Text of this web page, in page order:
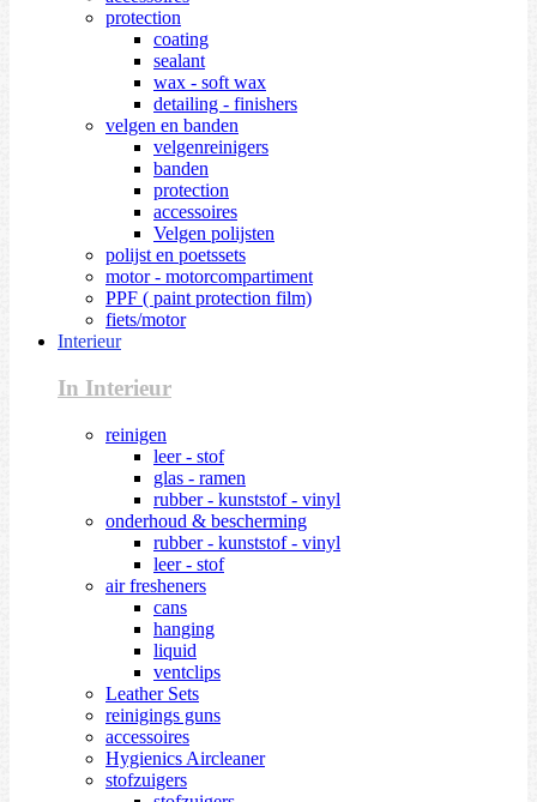
protection
coating
sealant
wax - soft wax
detailing - finishers
velgen en banden
velgenreinigers
banden
protection
accessoires
Velgen polijsten
polijst en poetssets
motor - motorcompartiment
PPF ( paint protection film)
fiets/motor
Interieur
In Interieur
reinigen
leer - stof
glas - ramen
rubber - kunststof - vinyl
onderhoud & bescherming
rubber - kunststof - vinyl
leer - stof
air fresheners
cans
hanging
liquid
ventclips
Leather Sets
reinigings guns
accessoires
Hygienics Aircleaner
stofzuigers